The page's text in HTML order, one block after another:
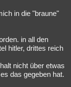
in die "braune"
in all den
hitler, drittes reich
nicht über etwas
das gegeben hat.